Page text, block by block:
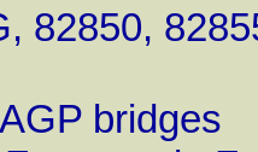
82855,
bridges